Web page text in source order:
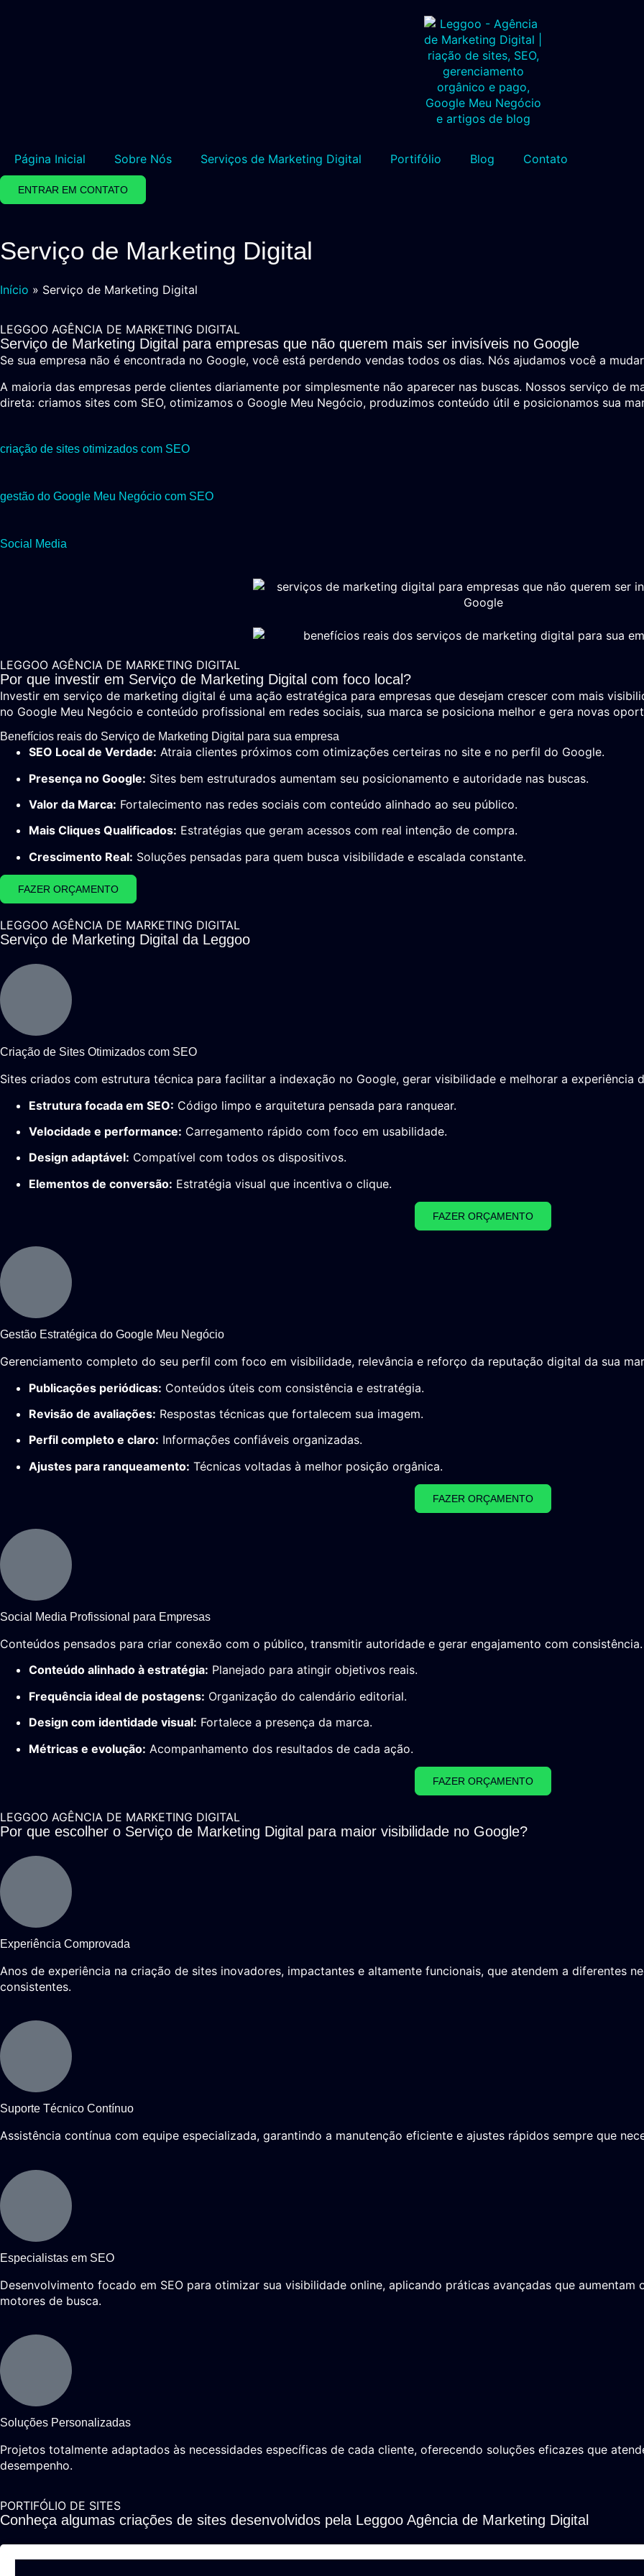
Página Inicial Sobre Nós Serviços de Marketing Digital Portifólio Blog Contato
ENTRAR EM CONTATO
Serviço de Marketing Digital
Início » Serviço de Marketing Digital
LEGGOO AGÊNCIA DE MARKETING DIGITAL
Serviço de Marketing Digital para empresas que não querem mais ser invisíveis no Google
Se sua empresa não é encontrada no Google, você está perdendo vendas todos os dias. Nós ajudamos você a
A maioria das empresas perde clientes diariamente por simplesmente não aparecer nas buscas. Nossos serviço de
direta: criamos sites com SEO, otimizamos o Google Meu Negócio, produzimos conteúdo útil e posicionamos sua
criação de sites otimizados com SEO
gestão do Google Meu Negócio com SEO
Social Media
LEGGOO AGÊNCIA DE MARKETING DIGITAL
Por que investir em Serviço de Marketing Digital com foco local?
Investir em serviço de marketing digital é uma ação estratégica para empresas que desejam crescer com mais
no Google Meu Negócio e conteúdo profissional em redes sociais, sua marca se posiciona melhor e gera novas
Benefícios reais do Serviço de Marketing Digital para sua empresa
SEO Local de Verdade: Atraia clientes próximos com otimizações certeiras no site e no perfil do Google.
Presença no Google: Sites bem estruturados aumentam seu posicionamento e autoridade nas buscas.
Valor da Marca: Fortalecimento nas redes sociais com conteúdo alinhado ao seu público.
Mais Cliques Qualificados: Estratégias que geram acessos com real intenção de compra.
Crescimento Real: Soluções pensadas para quem busca visibilidade e escalada constante.
FAZER ORÇAMENTO
LEGGOO AGÊNCIA DE MARKETING DIGITAL
Serviço de Marketing Digital da Leggoo
Criação de Sites Otimizados com SEO
Sites criados com estrutura técnica para facilitar a indexação no Google, gerar visibilidade e melhorar a experiência
Estrutura focada em SEO: Código limpo e arquitetura pensada para ranquear.
Velocidade e performance: Carregamento rápido com foco em usabilidade.
Design adaptável: Compatível com todos os dispositivos.
Elementos de conversão: Estratégia visual que incentiva o clique.
FAZER ORÇAMENTO
Gestão Estratégica do Google Meu Negócio
Gerenciamento completo do seu perfil com foco em visibilidade, relevância e reforço da reputação digital da sua
Publicações periódicas: Conteúdos úteis com consistência e estratégia.
Revisão de avaliações: Respostas técnicas que fortalecem sua imagem.
Perfil completo e claro: Informações confiáveis organizadas.
Ajustes para ranqueamento: Técnicas voltadas à melhor posição orgânica.
FAZER ORÇAMENTO
Social Media Profissional para Empresas
Conteúdos pensados para criar conexão com o público, transmitir autoridade e gerar engajamento com consistência.
Conteúdo alinhado à estratégia: Planejado para atingir objetivos reais.
Frequência ideal de postagens: Organização do calendário editorial.
Design com identidade visual: Fortalece a presença da marca.
Métricas e evolução: Acompanhamento dos resultados de cada ação.
FAZER ORÇAMENTO
LEGGOO AGÊNCIA DE MARKETING DIGITAL
Por que escolher o Serviço de Marketing Digital para maior visibilidade no Google?
Experiência Comprovada
Anos de experiência na criação de sites inovadores, impactantes e altamente funcionais, que atendem a diferentes
consistentes.
Suporte Técnico Contínuo
Assistência contínua com equipe especializada, garantindo a manutenção eficiente e ajustes rápidos sempre que
Especialistas em SEO
Desenvolvimento focado em SEO para otimizar sua visibilidade online, aplicando práticas avançadas que
motores de busca.
Soluções Personalizadas
Projetos totalmente adaptados às necessidades específicas de cada cliente, oferecendo soluções eficazes que
desempenho.
PORTIFÓLIO DE SITES
Conheça algumas criações de sites desenvolvidos pela Leggoo Agência de Marketing Digital